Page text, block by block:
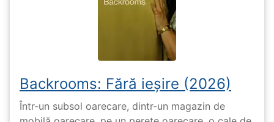
Backrooms: Fără ieșire (2026)
Într-un subsol oarecare, dintr-un magazin de